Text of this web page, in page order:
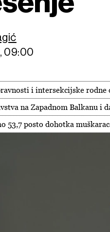
09:00
i intersekcijske
na Zapadnom Balkanu i
53,7 posto dohotka